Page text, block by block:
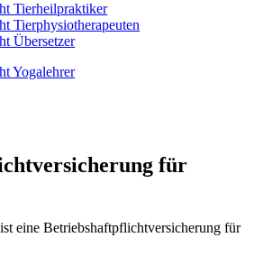
Tierheilpraktiker
Tierphysiotherapeuten
Übersetzer
Yogalehrer
für
eine Betriebshaftpflichtversicherung für